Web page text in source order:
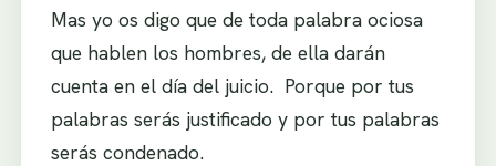
Mas yo os digo que de toda palabra ociosa
que hablen los hombres, de ella darán
cuenta en el día del juicio. Porque por tus
palabras serás justificado y por tus palabras
serás condenado.